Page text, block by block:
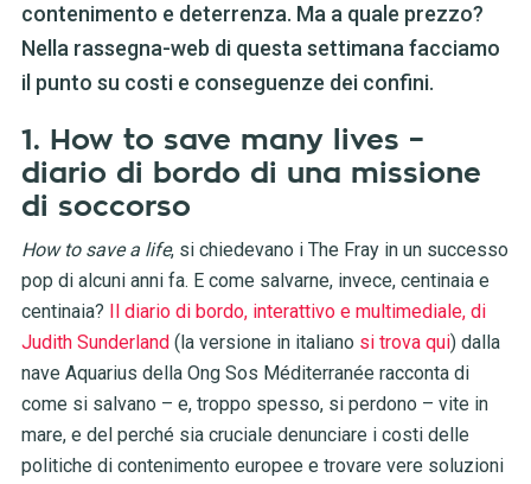
contenimento e deterrenza. Ma a quale prezzo?
Nella rassegna-web di questa settimana facciamo
il punto su costi e conseguenze dei confini.
1. How to save many lives –
diario di bordo di una missione
di soccorso
How to save a life, si chiedevano i The Fray in un successo
pop di alcuni anni fa. E come salvarne, invece, centinaia e
centinaia? Il diario di bordo, interattivo e multimediale, di
Judith Sunderland(la versione in italiano si trova qui) dalla
nave Aquarius della Ong Sos Méditerranée racconta di
come si salvano – e, troppo spesso, si perdono – vite in
mare, e del perché sia cruciale denunciare i costi delle
politiche di contenimento europee e trovare vere soluzioni